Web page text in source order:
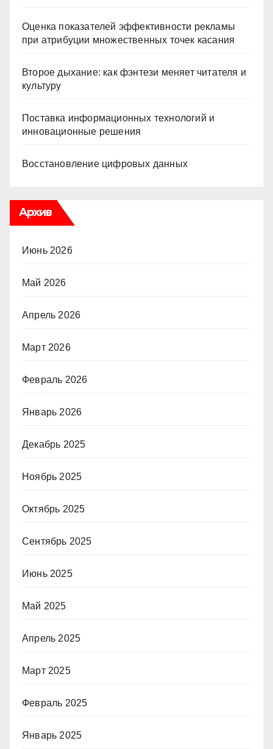
Оценка показателей эффективности рекламы
при атрибуции множественных точек касания
Второе дыхание: как фэнтези меняет читателя и
культуру
Поставка информационных технологий и
инновационные решения
Восстановление цифровых данных
Архив
Июнь 2026
Май 2026
Апрель 2026
Март 2026
Февраль 2026
Январь 2026
Декабрь 2025
Ноябрь 2025
Октябрь 2025
Сентябрь 2025
Июнь 2025
Май 2025
Апрель 2025
Март 2025
Февраль 2025
Январь 2025